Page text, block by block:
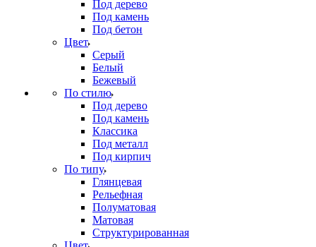
Под дерево
Под камень
Под бетон
Цвет
Серый
Белый
Бежевый
По стилю
Под дерево
Под камень
Классика
Под металл
Под кирпич
По типу
Глянцевая
Рельефная
Полуматовая
Матовая
Структурированная